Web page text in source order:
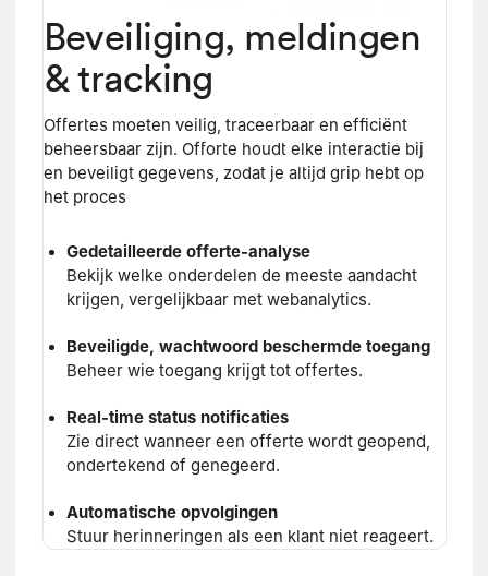
Beveiliging, meldingen
& tracking
Offertes moeten veilig, traceerbaar en efficiënt
beheersbaar zijn. Offorte houdt elke interactie bij
en beveiligt gegevens, zodat je altijd grip hebt op
het proces
Gedetailleerde offerte-analyse
Bekijk welke onderdelen de meeste aandacht
krijgen, vergelijkbaar met webanalytics.
Beveiligde, wachtwoord beschermde toegang
Beheer wie toegang krijgt tot offertes.
Real-time status notificaties
Zie direct wanneer een offerte wordt geopend,
ondertekend of genegeerd.
Automatische opvolgingen
Stuur herinneringen als een klant niet reageert.